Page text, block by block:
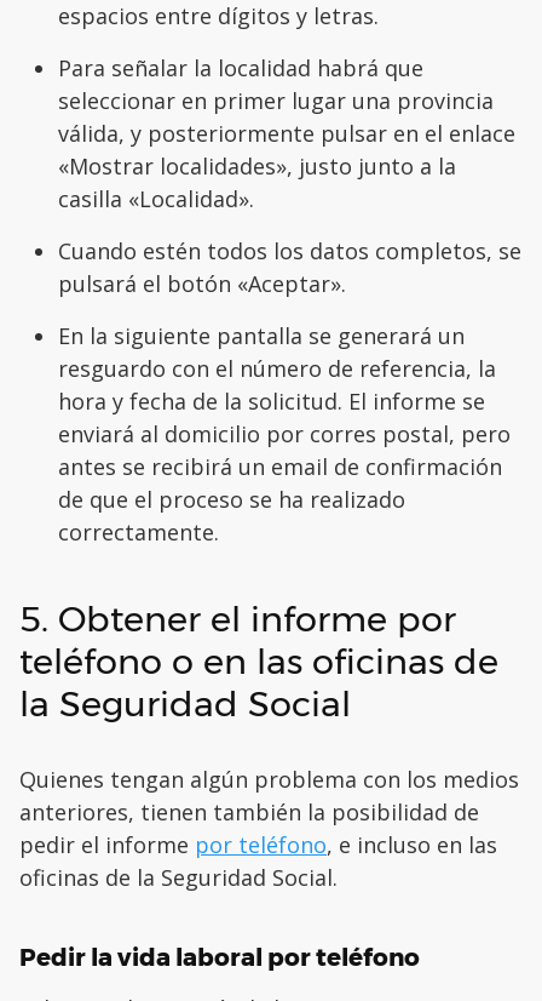
espacios entre dígitos y letras.
Para señalar la localidad habrá que
seleccionar en primer lugar una provincia
válida, y posteriormente pulsar en el enlace
«Mostrar localidades», justo junto a la
casilla «Localidad».
Cuando estén todos los datos completos, se
pulsará el botón «Aceptar».
En la siguiente pantalla se generará un
resguardo con el número de referencia, la
hora y fecha de la solicitud. El informe se
enviará al domicilio por corres postal, pero
antes se recibirá un email de confirmación
de que el proceso se ha realizado
correctamente.
5. Obtener el informe por
teléfono o en las oficinas de
la Seguridad Social
Quienes tengan algún problema con los medios
anteriores, tienen también la posibilidad de
pedir el informe por teléfono, e incluso en las
oficinas de la Seguridad Social.
Pedir la vida laboral por teléfono